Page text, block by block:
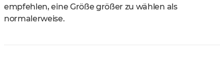
empfehlen, eine Größe größer zu wählen als
normalerweise.